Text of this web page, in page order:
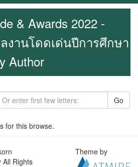
& Awards 2022 -
งานโดดเด่นปีการศึกษา
Author
Go
for this browse.
All Rights
Theme by